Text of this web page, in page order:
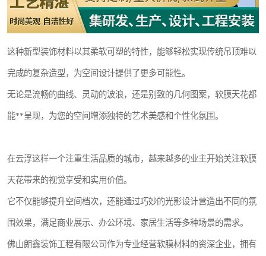
这种新型装饰材料以其柔软可塑的特性，能够轻松实现传统吊顶难以
完成的复杂造型，为空间设计提供了更多可能性。
无论是流畅的曲线、灵动的波浪，还是别致的几何图案，软膜天花都
能**呈现，为您的空间增添独特的艺术美感和个性化氛围。
在云浮这样一个注重生活品质的城市，越来越多的业主开始关注软膜
天花带来的视觉享受和实用价值。
它不仅能够提升空间档次，还能通过巧妙的光影设计营造出不同的氛
围效果，满足商业展示、办公环境、家居生活等多种场景的需求。
佛山朗鑫装饰工程有限公司作为专业经营软膜材料的资深企业，拥有